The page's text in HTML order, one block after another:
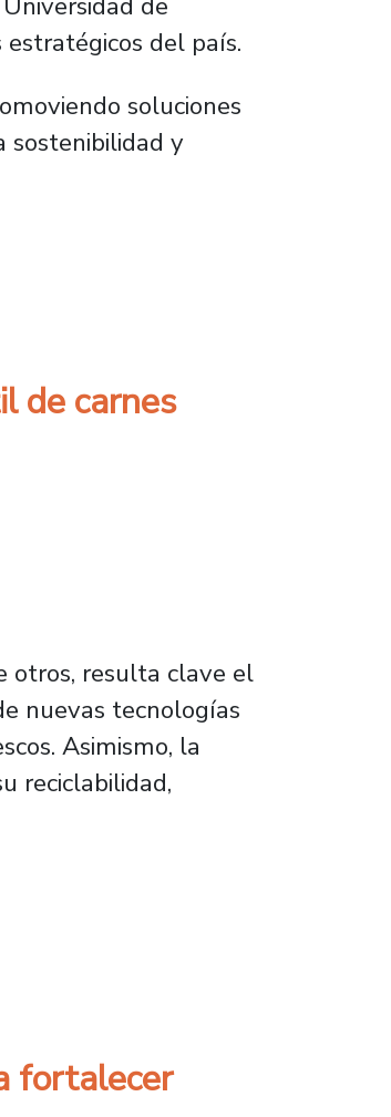
del país.
soluciones
sostenibilidad y
industrial y social
de carnes
otros, resulta clave el
nuevas tecnologías
Asimismo, la
reciclabilidad,
refrigeradas
fortalecer